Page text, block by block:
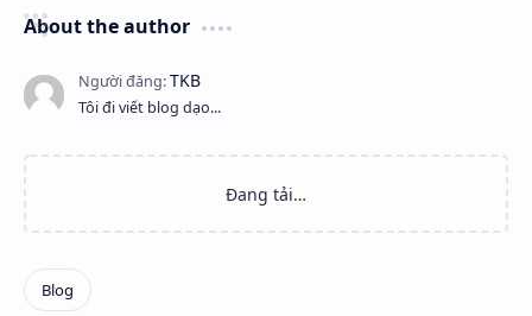
About the author
Tôi đi viết blog dạo...